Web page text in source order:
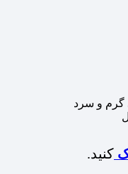
گرم و سرد
کنید.